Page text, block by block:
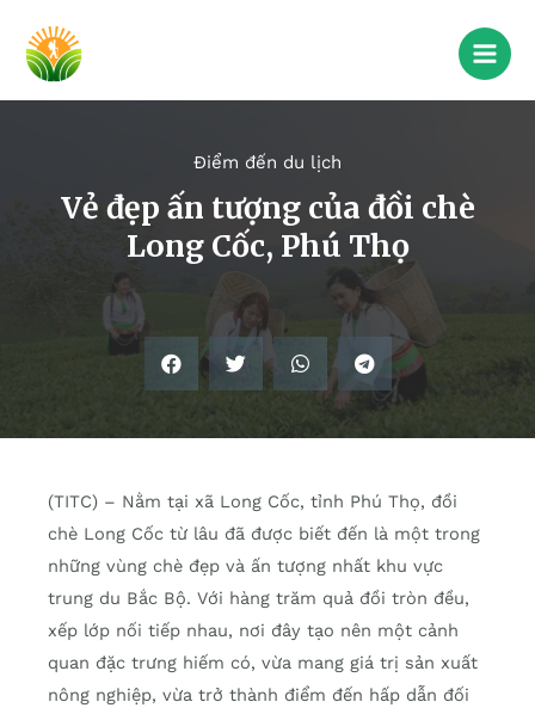
Điểm đến du lịch
Vẻ đẹp ấn tượng của đồi chè
Long Cốc, Phú Thọ
(TITC) – Nằm tại xã Long Cốc, tỉnh Phú Thọ, đồi
chè Long Cốc từ lâu đã được biết đến là một trong
những vùng chè đẹp và ấn tượng nhất khu vực
trung du Bắc Bộ. Với hàng trăm quả đồi tròn đều,
xếp lớp nối tiếp nhau, nơi đây tạo nên một cảnh
quan đặc trưng hiếm có, vừa mang giá trị sản xuất
nông nghiệp, vừa trở thành điểm đến hấp dẫn đối